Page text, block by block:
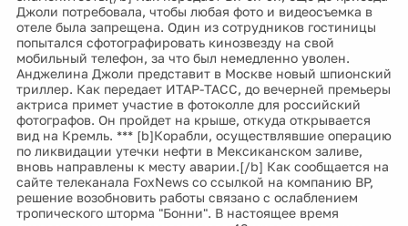
Джоли потребовала, чтобы любая фото и видеосъемка в
отеле была запрещена. Один из сотрудников гостиницы
попытался сфотографировать кинозвезду на свой
мобильный телефон, за что был немедленно уволен.
Анджелина Джоли представит в Москве новый шпионский
триллер. Как передает ИТАР-ТАСС, до вечерней премьеры
актриса примет участие в фотоколле для российский
фотографов. Он пройдет на крыше, откуда открывается
вид на Кремль. *** [b]Корабли, осуществлявшие операцию
по ликвидации утечки нефти в Мексиканском заливе,
вновь направлены к месту аварии.[/b] Как сообщается на
сайте телеканала FoxNews со ссылкой на компанию BP,
решение возобновить работы связано с ослаблением
тропического шторма "Бонни". В настоящее время